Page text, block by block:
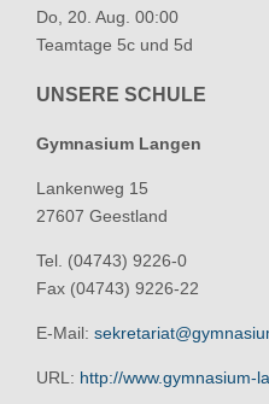
Do, 20. Aug. 00:00
Teamtage 5c und 5d
UNSERE SCHULE
Gymnasium Langen
Lankenweg 15
27607 Geestland
Tel. (04743) 9226-0
Fax (04743) 9226-22
E-Mail:
URL: http://www.gymnasium-